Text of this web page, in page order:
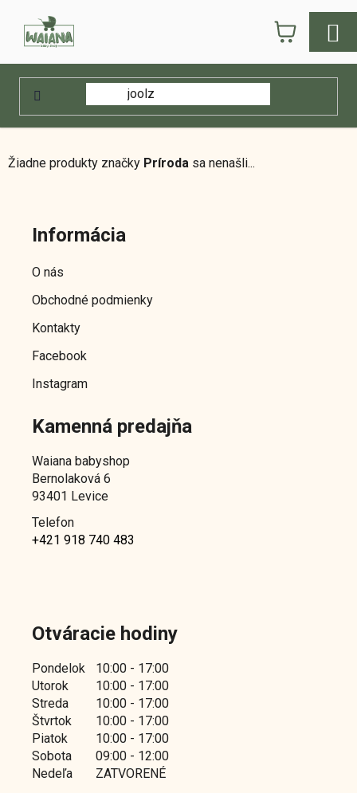
obsah
KOŠÍK
Príroda
Žiadne produkty značky Príroda sa nenašli...
Informácia
O nás
Obchodné podmienky
Kontakty
Facebook
Instagram
Kamenná predajňa
Waiana babyshop
Bernolaková 6
93401 Levice
Telefon
+421 918 740 483
Otváracie hodiny
Pondelok
10:00 - 17:00
Utorok
10:00 - 17:00
Streda
10:00 - 17:00
Štvrtok
10:00 - 17:00
Piatok
10:00 - 17:00
Sobota
09:00 - 12:00
Nedeľa
ZATVORENÉ